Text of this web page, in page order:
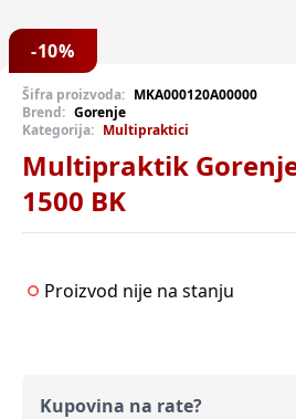
-10%
Šifra proizvoda: MKA000120A00000
Brend: Gorenje
Kategorija: Multipraktici
Multipraktik
1500 BK
Proizvod nije na stanju
Kupovina na rate?